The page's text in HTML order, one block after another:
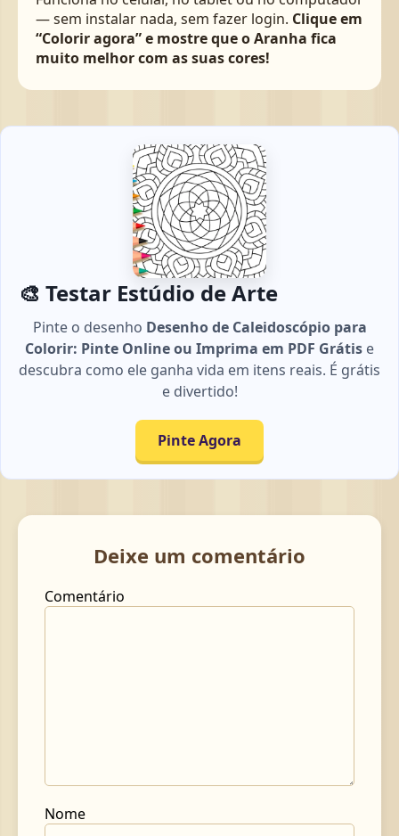
— sem instalar nada, sem fazer login. Clique em
“Colorir agora” e mostre que o Aranha fica
muito melhor com as suas cores!
🎨 Testar Estúdio de Arte
Pinte o desenho Desenho de Caleidoscópio para
Colorir: Pinte Online ou Imprima em PDF Grátis e
descubra como ele ganha vida em itens reais. É grátis
e divertido!
Pinte Agora
Deixe um comentário
Comentário
Nome